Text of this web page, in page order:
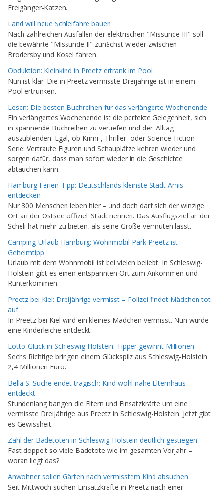
Freigänger-Katzen.
Land will neue Schleifähre bauen
Nach zahlreichen Ausfällen der elektrischen "Missunde III" soll
die bewährte "Missunde II" zunächst wieder zwischen
Brodersby und Kosel fahren.
Obduktion: Kleinkind in Preetz ertrank im Pool
Nun ist klar: Die in Preetz vermisste Dreijährige ist in einem
Pool ertrunken.
Lesen: Die besten Buchreihen für das verlängerte Wochenende
Ein verlängertes Wochenende ist die perfekte Gelegenheit, sich
in spannende Buchreihen zu vertiefen und den Alltag
auszublenden. Egal, ob Krimi-, Thriller- oder Science-Fiction-
Serie: Vertraute Figuren und Schauplätze kehren wieder und
sorgen dafür, dass man sofort wieder in die Geschichte
abtauchen kann.
Hamburg Ferien-Tipp: Deutschlands kleinste Stadt Arnis
entdecken
Nur 300 Menschen leben hier – und doch darf sich der winzige
Ort an der Ostsee offiziell Stadt nennen. Das Ausflugsziel an der
Scheli hat mehr zu bieten, als seine Größe vermuten lässt.
Camping-Urlaub Hamburg: Wohnmobil-Park Preetz ist
Geheimtipp
Urlaub mit dem Wohnmobil ist bei vielen beliebt. In Schleswig-
Holstein gibt es einen entspannten Ort zum Ankommen und
Runterkommen.
Preetz bei Kiel: Dreijährige vermisst – Polizei findet Mädchen tot
auf
In Preetz bei Kiel wird ein kleines Mädchen vermisst. Nun wurde
eine Kinderleiche entdeckt.
Lotto-Glück in Schleswig-Holstein: Tipper gewinnt Millionen
Sechs Richtige bringen einem Glückspilz aus Schleswig-Holstein
2,4 Millionen Euro.
Bella S. Suche endet tragisch: Kind wohl nahe Elternhaus
entdeckt
Stundenlang bangen die Eltern und Einsatzkräfte um eine
vermisste Dreijährige aus Preetz in Schleswig-Holstein. Jetzt gibt
es Gewissheit.
Zahl der Badetoten in Schleswig-Holstein deutlich gestiegen
Fast doppelt so viele Badetote wie im gesamten Vorjahr –
woran liegt das?
Anwohner sollen Gärten nach vermisstem Kind absuchen
Seit Mittwoch suchen Einsatzkräfte in Preetz nach einer